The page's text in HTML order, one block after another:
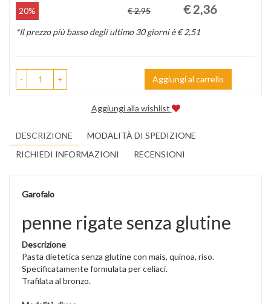
Sconto
del
20% € 2,95
Prezzo
scontato
€ 2,36
*Il prezzo più basso degli ultimo 30 giorni è € 2,51
- + Aggiungi al carrello
Aggiungi alla wishlist
DESCRIZIONE
MODALITÀ DI SPEDIZIONE
RICHIEDI INFORMAZIONI
RECENSIONI
Garofalo
penne rigate senza glutine
Descrizione
Pasta dietetica senza glutine con mais, quinoa, riso.
Specificatamente formulata per celiaci.
Trafilata al bronzo.